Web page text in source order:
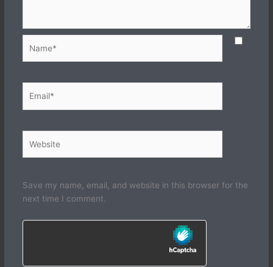
Save my name, email, and website in this browser for the
next time I comment.